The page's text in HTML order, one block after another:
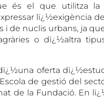
és el que utilitza
lï¿½exigència
i de nuclis urbans, ja
o dï¿½altra
oferta
de gestió del
de la Fundació. En